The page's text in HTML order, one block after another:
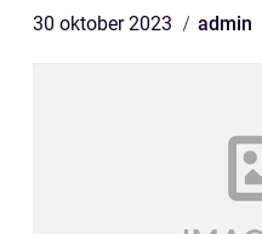
30 oktober 2023 admin